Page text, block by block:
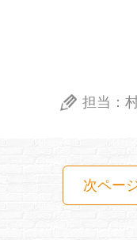
担当：
次ペー